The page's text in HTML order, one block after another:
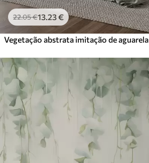
22.05€13 .23€
Vegetação abstrata imitação de aguarela